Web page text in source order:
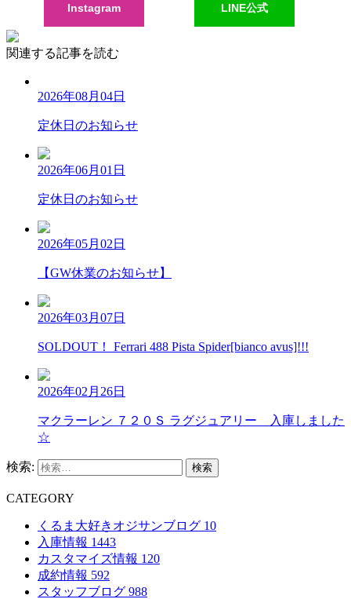
Instagram LINE公式
関連する記事を読む
2026年08月04日
定休日のお知らせ
2026年06月01日
定休日のお知らせ
2026年05月02日
【GW休業のお知らせ】
2026年03月07日
SOLDOUT！ Ferrari 488 Pista Spider[bianco avus]!!!
2026年02月26日
マクラーレン ７２０Ｓ ラグジュアリー 入庫しました
☆
検索:
CATEGORY
くるま大好きオジサンブログ 10
入庫情報 1443
カスタマイズ情報 120
成約情報 592
スタッフブログ 988